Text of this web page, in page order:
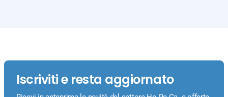
Iscriviti e resta aggiornato